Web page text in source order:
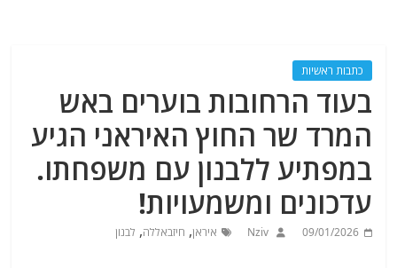
כתבות ראשיות
בעוד הרחובות בוערים באש
המרד שר החוץ האיראני הגיע
במפתיע ללבנון עם משפחתו.
עדכונים ומשמעויות!
09/01/2026
Nziv איראן, חיזבאללה, לבנון